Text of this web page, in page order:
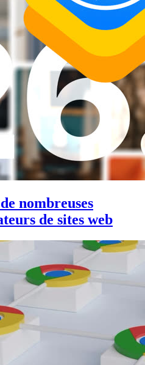
nombreuses
de sites web